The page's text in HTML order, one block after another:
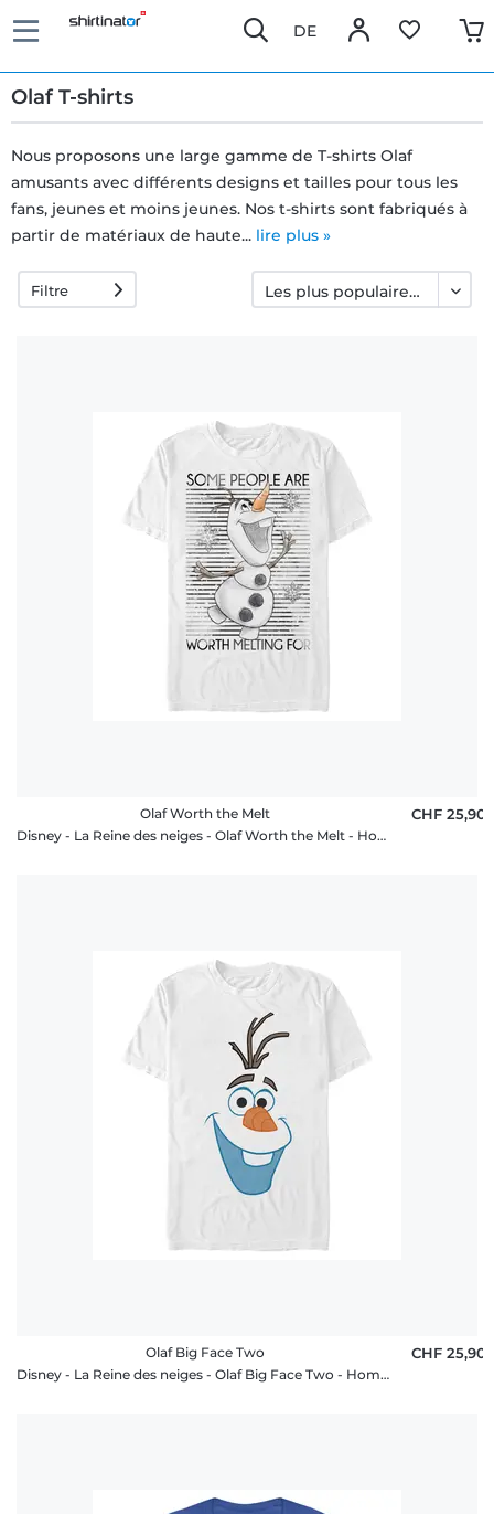
DE
Olaf T-shirts
Livraison
rapide
Échange
rétractation
Nous proposons une large gamme de T-shirts Olaf
amusants avec différents designs et tailles pour tous les
fans, jeunes et moins jeunes. Nos t-shirts sont fabriqués à
partir de matériaux de haute... lire plus »
Filtre
Olaf Worth the Melt
Disney - La Reine des neiges - Olaf Worth the Melt - Homme T-shirt
CHF 25,90
Olaf Big Face Two
Disney - La Reine des neiges - Olaf Big Face Two - Homme T-shirt
CHF 25,90